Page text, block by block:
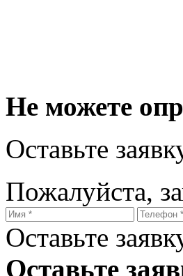
Не можете
Оставьте
Пожалуйста,
Оставьте
Оставьте